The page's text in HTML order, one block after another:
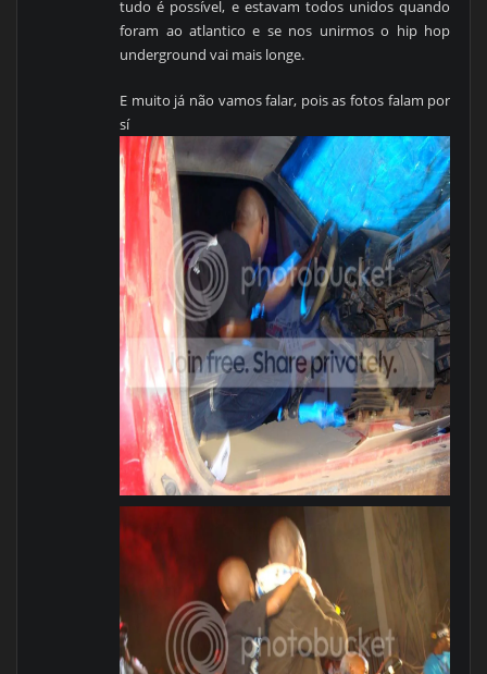
tudo é possível, e estavam todos unidos quando
foram ao atlantico e se nos unirmos o hip hop
underground vai mais longe.
E muito já não vamos falar, pois as fotos falam por
sí